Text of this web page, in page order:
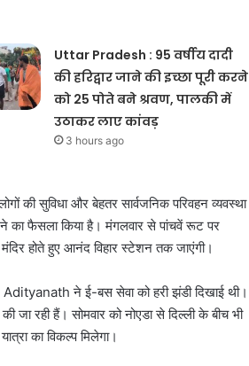
Uttar Pradesh : 95 वर्षीय दादी
की हरिद्वार जाने की इच्छा पूरी करने
को 25 पोते बने श्रवण, पालकी में
उठाकर लाए कांवड़
3 hours ago
की सुविधा और बेहतर सार्वजनिक परिवहन व्यवस्था
का फैसला किया है। मंगलवार से पांचवें रूट पर
होते हुए आनंद विहार स्टेशन तक जाएंगी।
Adityanath ने ई-बस सेवा को हरी झंडी दिखाई थी।
रही हैं। सोमवार को नोएडा से दिल्ली के बीच भी
का विकल्प मिलेगा।